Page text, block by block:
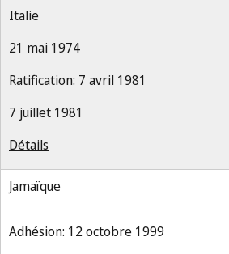
Italie
21 mai 1974
Ratification: 7 avril 1981
7 juillet 1981
Détails
Jamaïque
Adhésion: 12 octobre 1999